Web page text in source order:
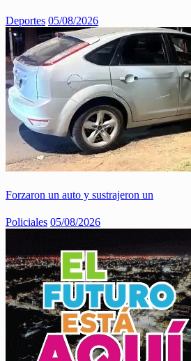
Deportes 05/08/2026
Forzaron un auto y sustrajeron un
Policiales 05/08/2026